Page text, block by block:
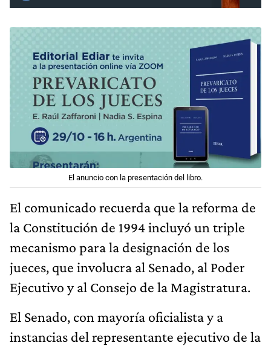
El anuncio con la presentación del libro.
El comunicado recuerda que la reforma de
la Constitución de 1994 incluyó un triple
mecanismo para la designación de los
jueces, que involucra al Senado, al Poder
Ejecutivo y al Consejo de la Magistratura.
El Senado, con mayoría oficialista y a
instancias del representante ejecutivo de la